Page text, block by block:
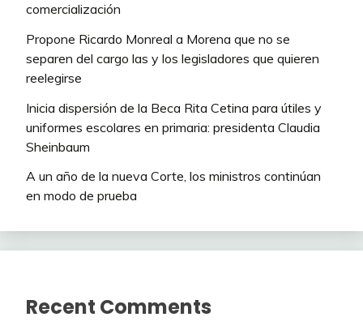
comercialización
Propone Ricardo Monreal a Morena que no se
separen del cargo las y los legisladores que quieren
reelegirse
Inicia dispersión de la Beca Rita Cetina para útiles y
uniformes escolares en primaria: presidenta Claudia
Sheinbaum
A un año de la nueva Corte, los ministros continúan
en modo de prueba
Recent Comments